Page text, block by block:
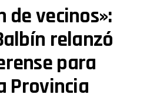
de vecinos»:
relanzó
para
Provincia